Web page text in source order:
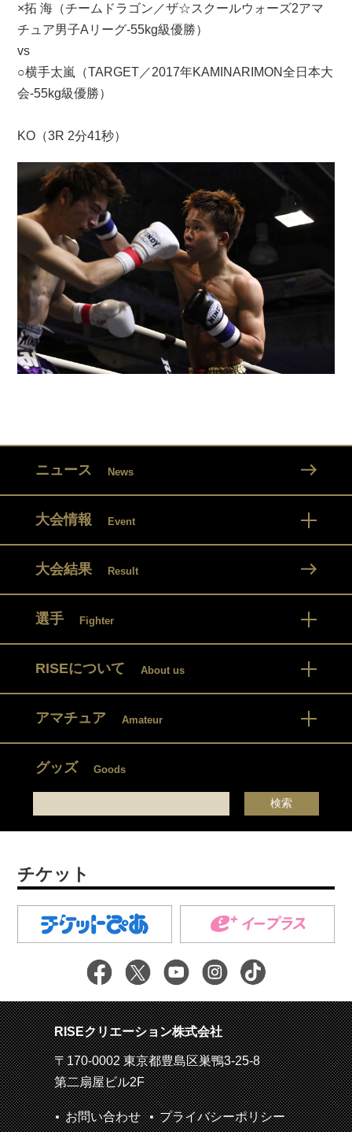
×拓 海（チームドラゴン／ザ☆スクールウォーズ2アマ
チュア男子Aリーグ-55kg級優勝）
vs
○横手太嵐（TARGET／2017年KAMINARIMON全日本大
会-55kg級優勝）
KO（3R 2分41秒）
ニュース News
大会情報 Event
大会結果 Result
選手 Fighter
RISEについて About us
アマチュア Amateur
グッズ Goods
チケット
RISEクリエーション株式会社
〒170-0002 東京都豊島区巣鴨3-25-8
第二扇屋ビル2F
お問い合わせ プライバシーポリシー